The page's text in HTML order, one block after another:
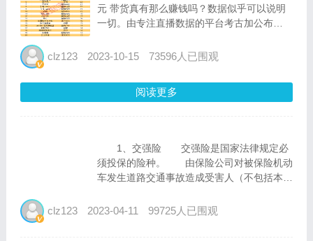
元 带货真有那么赚钱吗？数据似乎可以说明
一切。由专注直播数据的平台考古加公布
前五的公司或网红2022年销售额均超过25亿
型的“...
clz123 2023-10-15 73596人已围观
阅读更多
1、交强险 交强险是国家法律规定必
须投保的险种。 由保险公司对被保险机动
车发生道路交通事故造成受害人（不包括本车
责任限额内予以赔偿的强制性责任保险。
clz123 2023-04-11 99725人已围观